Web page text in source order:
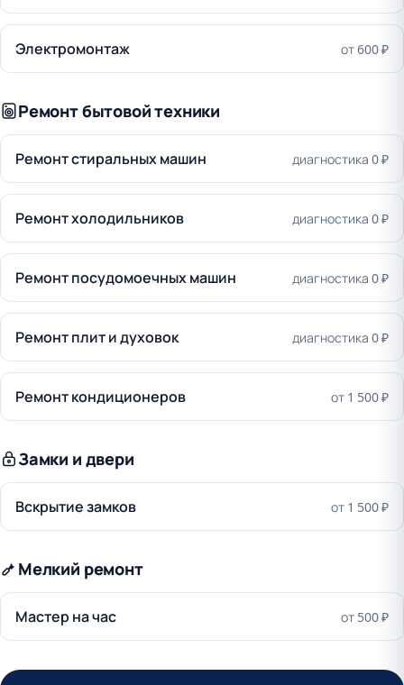
Электромонтаж от 600 ₽
Ремонт бытовой техники
Ремонт стиральных машин диагностика 0 ₽
Ремонт холодильников диагностика 0 ₽
Ремонт посудомоечных машин диагностика 0 ₽
Ремонт плит и духовок диагностика 0 ₽
Ремонт кондиционеров от 1 500 ₽
Замки и двери
Вскрытие замков от 1 500 ₽
Мелкий ремонт
Мастер на час от 500 ₽